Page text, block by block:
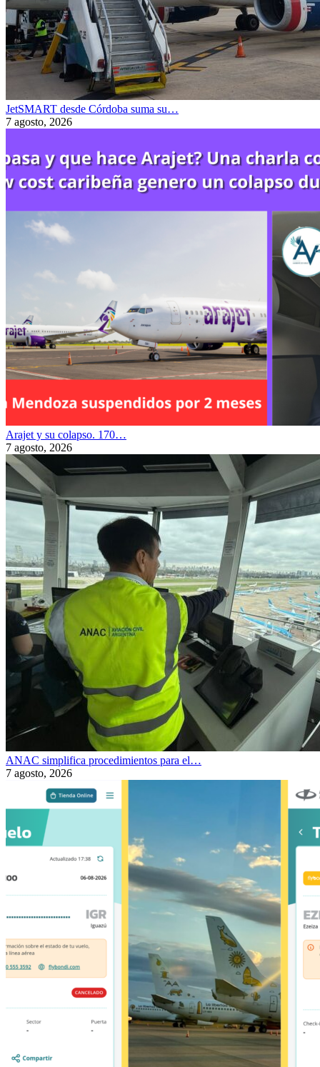
JetSMART desde Córdoba suma su…
7 agosto, 2026
Arajet y su colapso. 170…
7 agosto, 2026
ANAC simplifica procedimientos para el…
7 agosto, 2026